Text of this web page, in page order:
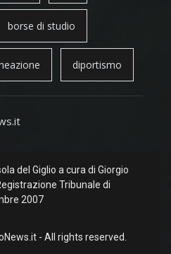
borse di studio
diportismo
del Giglio a cura di Giorgio
Tribunale di
2007
- All rights reserved.